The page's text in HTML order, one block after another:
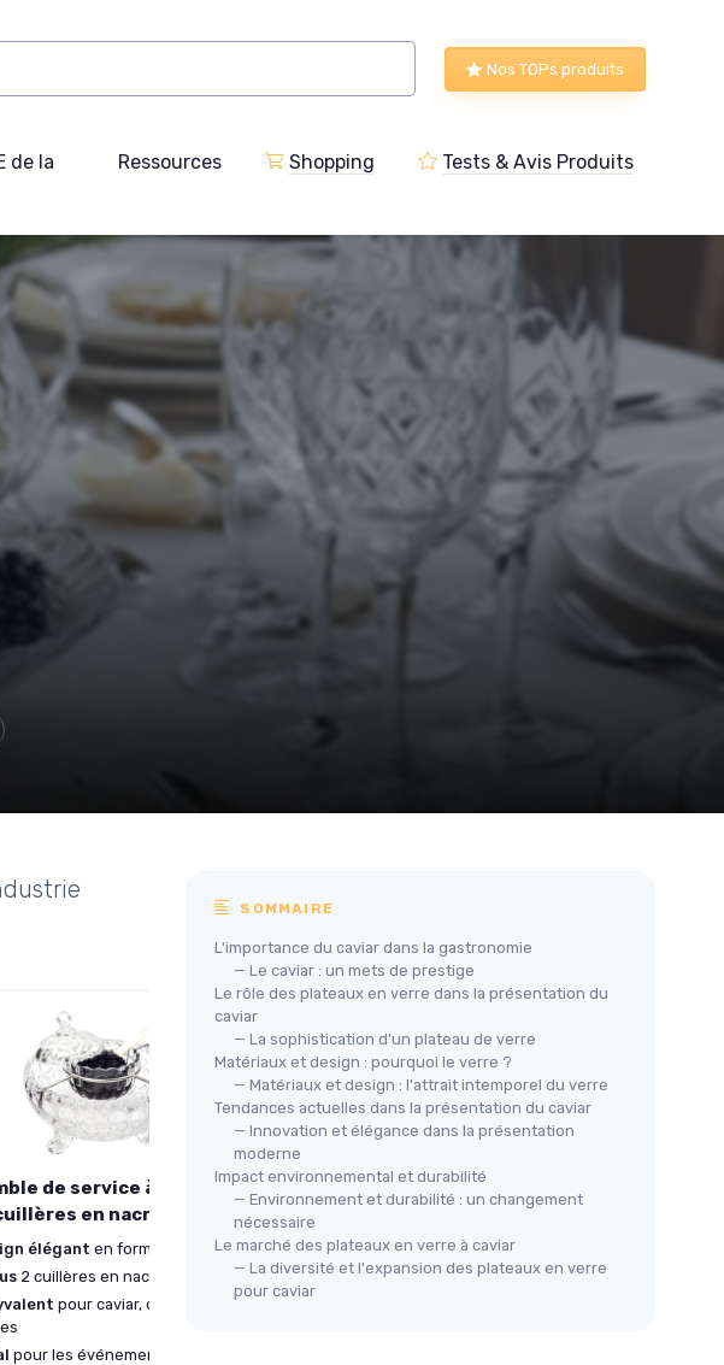
Nos TOPs produits
de la
Ressources Shopping Tests & Avis Produits
de service à caviar
en nacre
élégant en forme de goutte
2 cuillères en nacre
pour caviar, crevettes et
pour les événements et
VIDAXL
500 mm
SOMMAIRE
L'importance du caviar dans la gastronomie
— Le caviar : un mets de prestige
Le rôle des plateaux en verre dans la présentation du
caviar
— La sophistication d'un plateau de verre
Matériaux et design : pourquoi le verre ?
— Matériaux et design : l'attrait intemporel du verre
Tendances actuelles dans la présentation du caviar
— Innovation et élégance dans la présentation
moderne
Impact environnemental et durabilité
— Environnement et durabilité : un changement
nécessaire
Le marché des plateaux en verre à caviar
— La diversité et l'expansion des plateaux en verre
pour caviar